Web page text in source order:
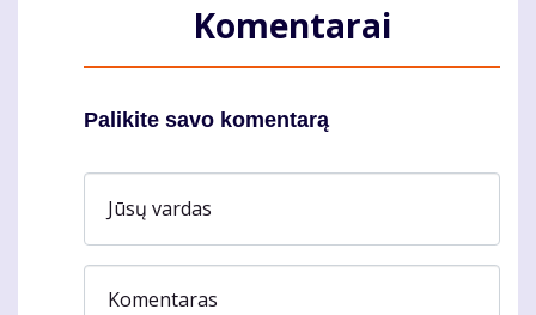
Komentarai
Palikite savo komentarą
Jūsų vardas
Komentaras